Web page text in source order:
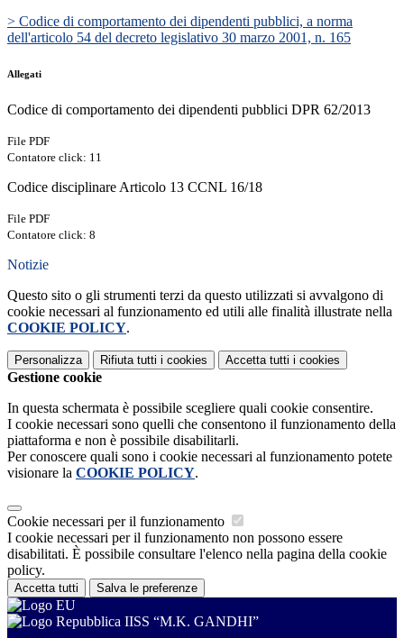
> Codice di comportamento dei dipendenti pubblici, a norma
dell'articolo 54 del decreto legislativo 30 marzo 2001, n. 165
Allegati
Codice di comportamento dei dipendenti pubblici DPR 62/2013
File PDF
Contatore click: 11
Codice disciplinare Articolo 13 CCNL 16/18
File PDF
Contatore click: 8
Notizie
Questo sito o gli strumenti terzi da questo utilizzati si avvalgono di
cookie necessari al funzionamento ed utili alle finalità illustrate nella
COOKIE POLICY.
Personalizza Rifiuta tutti i cookies Accetta tutti i cookies
Gestione cookie
In questa schermata è possibile scegliere quali cookie consentire.
I cookie necessari sono quelli che consentono il funzionamento della
piattaforma e non è possibile disabilitarli.
Per conoscere quali sono i cookie necessari al funzionamento potete
visionare la COOKIE POLICY.
Cookie necessari per il funzionamento
I cookie necessari per il funzionamento non possono essere
disabilitati. È possibile consultare l'elenco nella pagina della cookie
policy.
Accetta tutti Salva le preferenze
IISS “M.K. GANDHI”